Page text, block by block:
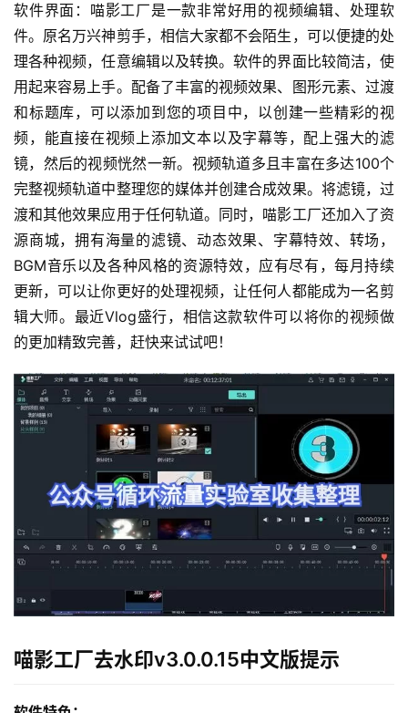
软件界面：喵影工厂是一款非常好用的视频编辑、处理软
件。原名万兴神剪手，相信大家都不会陌生，可以便捷的处
理各种视频，任意编辑以及转换。软件的界面比较简洁，使
用起来容易上手。配备了丰富的视频效果、图形元素、过渡
和标题库，可以添加到您的项目中，以创建一些精彩的视
频，能直接在视频上添加文本以及字幕等，配上强大的滤
镜，然后的视频恍然一新。视频轨道多且丰富在多达100个
完整视频轨道中整理您的媒体并创建合成效果。将滤镜，过
渡和其他效果应用于任何轨道。同时，喵影工厂还加入了资
源商城，拥有海量的滤镜、动态效果、字幕特效、转场，
BGM音乐以及各种风格的资源特效，应有尽有，每月持续
更新，可以让你更好的处理视频，让任何人都能成为一名剪
辑大师。最近Vlog盛行，相信这款软件可以将你的视频做
的更加精致完善，赶快来试试吧！
喵影工厂去水印v3.0.0.15中文版提示